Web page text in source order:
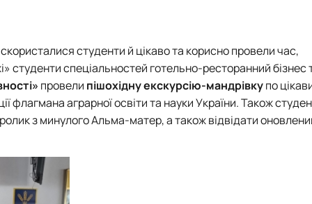
Стратегії МЗС України
ВІДНОСИНИ» – ЦЕ ВАШ ШАН…Навчально-методичні матеріали
студенти й цікаво та корисно провели час,
студентиспеціальностей готельно-ресторанний бізнес
провели пішохідну екскурсію-мандрівкупо
аграрної освіти та науки України. Також
з минулого Альма-матер, а також відвідати